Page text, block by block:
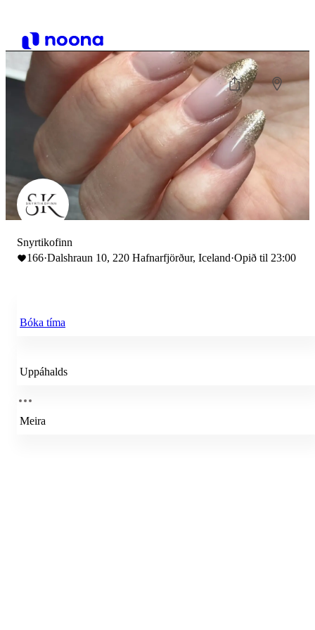
Snyrtikofinn
166·Dalshraun 10, 220 Hafnarfjörður, Iceland·Opið til 23:00
Bóka tíma
Uppáhalds
Meira